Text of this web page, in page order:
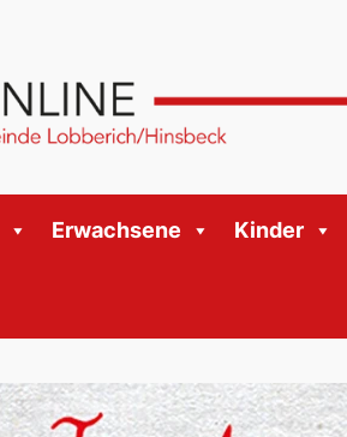
Erwachsene Kinder